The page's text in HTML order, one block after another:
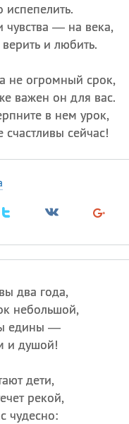
испепелить.
чувства — на века,
и любить.
не огромный срок,
важен он для вас.
в нем урок,
счастливы сейчас!
два года,
небольшой,
едины —
и душой!
дети,
рекой,
чудесно: